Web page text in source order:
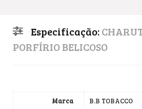
Especificação:
PORFÍRIO BELICOSO
Marca B.B TOBACCO